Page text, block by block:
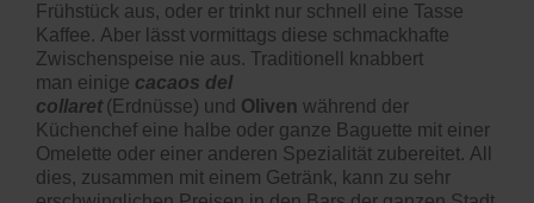
Frühstück aus, oder er trinkt nur schnell eine Tasse
Kaffee. Aber lässt vormittags diese schmackhafte
Zwischenspeise nie aus. Traditionell knabbert
man einige cacaos del
collaret (Erdnüsse) und Oliven während der
Küchenchef eine halbe oder ganze Baguette mit einer
Omelette oder einer anderen Spezialität zubereitet. All
dies, zusammen mit einem Getränk, kann zu sehr